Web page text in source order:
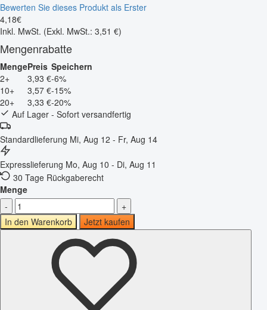
Bewerten Sie dieses Produkt als Erster
4,18€
Inkl. MwSt. (Exkl. MwSt.: 3,51 €)
Mengenrabatte
MengePreis Speichern
2+
3,93 €-6%
10+
3,57 €-15%
20+
3,33 €-20%
Auf Lager - Sofort versandfertig
Standardlieferung Mi, Aug 12 - Fr, Aug 14
Expresslieferung Mo, Aug 10 - Di, Aug 11
30 Tage Rückgaberecht
Menge
-
+
In den Warenkorb
Jetzt kaufen